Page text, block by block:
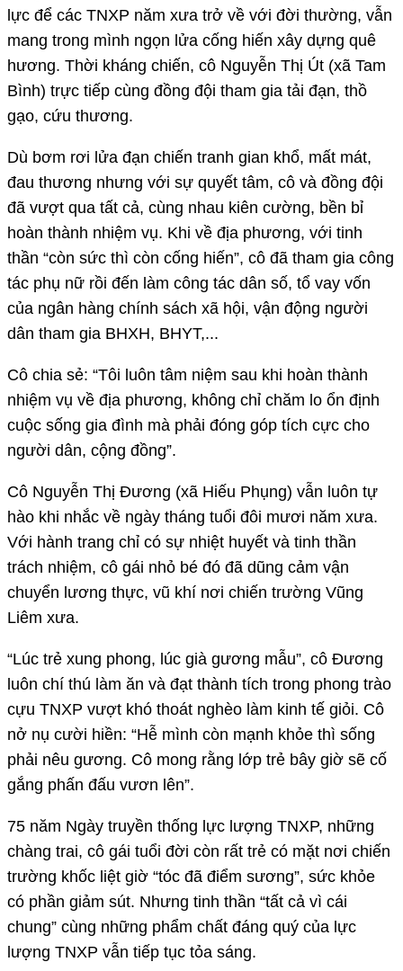
lực để các TNXP năm xưa trở về với đời thường, vẫn
mang trong mình ngọn lửa cống hiến xây dựng quê
hương. Thời kháng chiến, cô Nguyễn Thị Út (xã Tam
Bình) trực tiếp cùng đồng đội tham gia tải đạn, thồ
gạo, cứu thương.
Dù bơm rơi lửa đạn chiến tranh gian khổ, mất mát,
đau thương nhưng với sự quyết tâm, cô và đồng đội
đã vượt qua tất cả, cùng nhau kiên cường, bền bỉ
hoàn thành nhiệm vụ. Khi về địa phương, với tinh
thần “còn sức thì còn cống hiến”, cô đã tham gia công
tác phụ nữ rồi đến làm công tác dân số, tổ vay vốn
của ngân hàng chính sách xã hội, vận động người
dân tham gia BHXH, BHYT,...
Cô chia sẻ: “Tôi luôn tâm niệm sau khi hoàn thành
nhiệm vụ về địa phương, không chỉ chăm lo ổn định
cuộc sống gia đình mà phải đóng góp tích cực cho
người dân, cộng đồng”.
Cô Nguyễn Thị Đương (xã Hiếu Phụng) vẫn luôn tự
hào khi nhắc về ngày tháng tuổi đôi mươi năm xưa.
Với hành trang chỉ có sự nhiệt huyết và tinh thần
trách nhiệm, cô gái nhỏ bé đó đã dũng cảm vận
chuyển lương thực, vũ khí nơi chiến trường Vũng
Liêm xưa.
“Lúc trẻ xung phong, lúc già gương mẫu”, cô Đương
luôn chí thú làm ăn và đạt thành tích trong phong trào
cựu TNXP vượt khó thoát nghèo làm kinh tế giỏi. Cô
nở nụ cười hiền: “Hễ mình còn mạnh khỏe thì sống
phải nêu gương. Cô mong rằng lớp trẻ bây giờ sẽ cố
gắng phấn đấu vươn lên”.
75 năm Ngày truyền thống lực lượng TNXP, những
chàng trai, cô gái tuổi đời còn rất trẻ có mặt nơi chiến
trường khốc liệt giờ “tóc đã điểm sương”, sức khỏe
có phần giảm sút. Nhưng tinh thần “tất cả vì cái
chung” cùng những phẩm chất đáng quý của lực
lượng TNXP vẫn tiếp tục tỏa sáng.